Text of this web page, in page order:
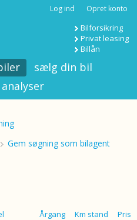
Log ind Opret konto
Bilforsikring
Privat leasing
Billån
sælg din bil
analyser
Gem søgning som bilagent
Årgang Km stand Pris